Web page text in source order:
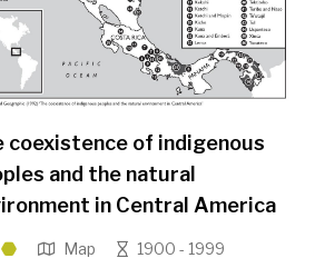
coexistence of indigenous
and the natural
in Central America
Map 1900 - 1999